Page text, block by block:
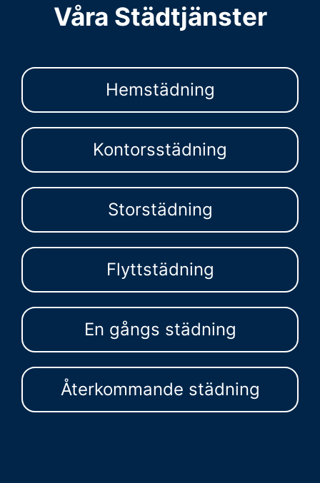
Våra Städtjänster
Hemstädning
Kontorsstädning
Storstädning
Flyttstädning
En gångs städning
Återkommande städning